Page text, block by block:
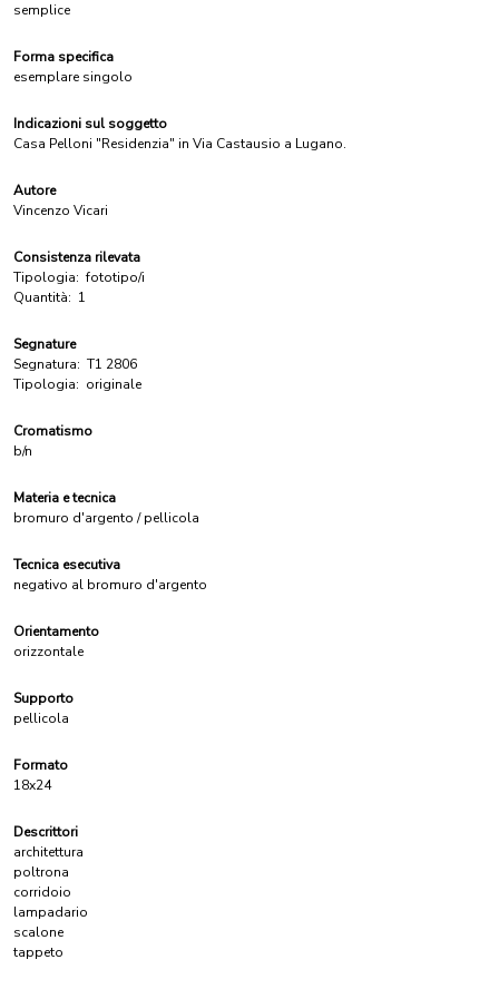
semplice
Forma specifica
esemplare singolo
Indicazioni sul soggetto
Casa Pelloni "Residenzia" in Via Castausio a Lugano.
Autore
Vincenzo Vicari
Consistenza rilevata
Tipologia: fototipo/i
Quantità: 1
Segnature
Segnatura: T1 2806
Tipologia: originale
Cromatismo
b/n
Materia e tecnica
bromuro d'argento / pellicola
Tecnica esecutiva
negativo al bromuro d'argento
Orientamento
orizzontale
Supporto
pellicola
Formato
18x24
Descrittori
architettura
poltrona
corridoio
lampadario
scalone
tappeto